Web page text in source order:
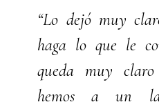
“Lo dejó muy
haga lo que le
queda muy
hemos a un